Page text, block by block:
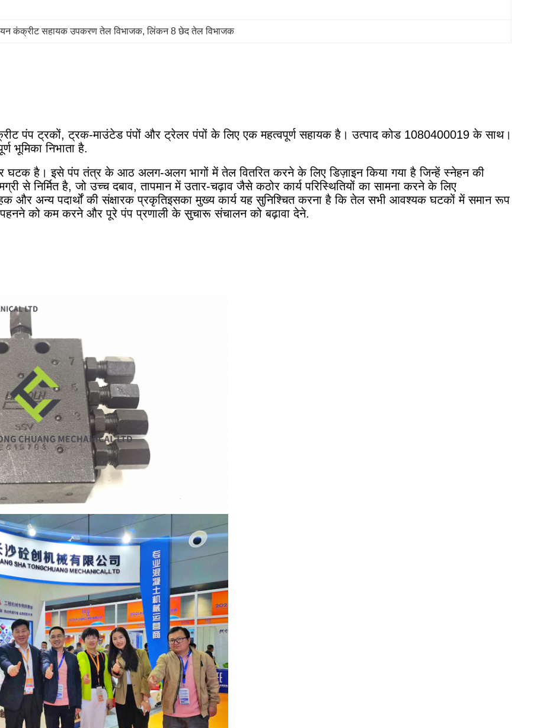
कंक्रीट सहायक उपकरण तेल विभाजक, लिंकन 8 छेद तेल विभाजक
पंप ट्रकों, ट्रक-माउंटेड पंपों और ट्रेलर पंपों के लिए एक महत्वपूर्ण सहायक है। उत्पाद कोड 1080400019 के साथ।
भूमिका निभाता है.
है। इसे पंप तंत्र के आठ अलग-अलग भागों में तेल वितरित करने के लिए डिज़ाइन किया गया है जिन्हें स्नेहन की
से निर्मित है, जो उच्च दबाव, तापमान में उतार-चढ़ाव जैसे कठोर कार्य परिस्थितियों का सामना करने के लिए
और अन्य पदार्थों की संक्षारक प्रकृतिइसका मुख्य कार्य यह सुनिश्चित करना है कि तेल सभी आवश्यक घटकों में समान रूप
को कम करने और पूरे पंप प्रणाली के सुचारू संचालन को बढ़ावा देने.